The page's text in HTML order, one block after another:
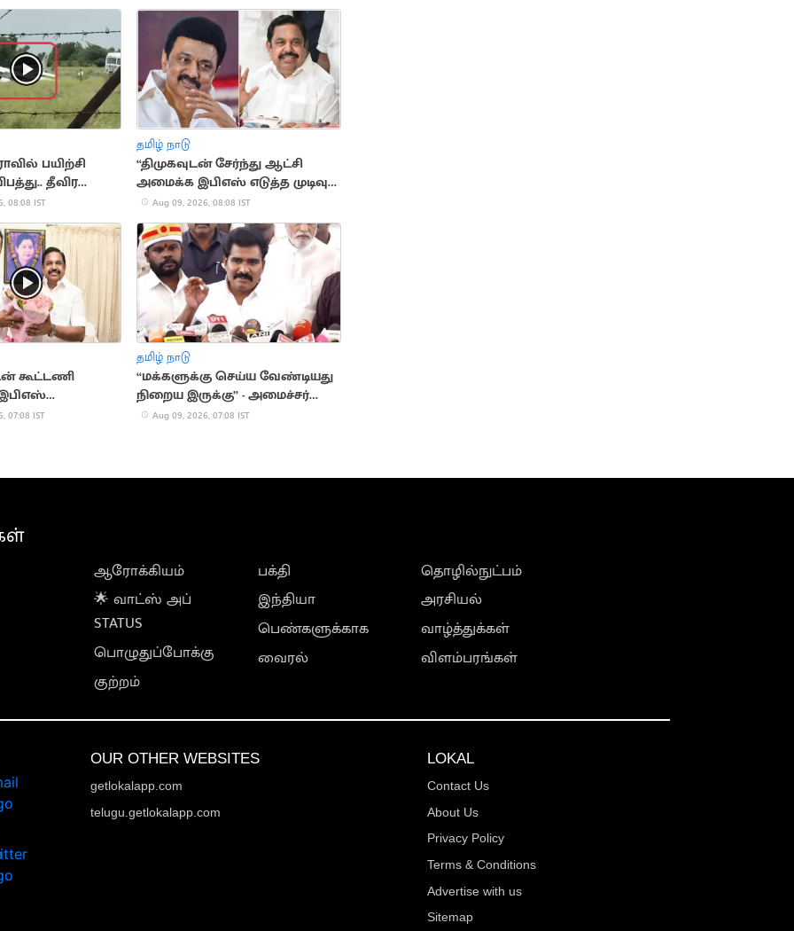
பயிற்சி
தீவிர
08:08 IST
தமிழ் நாடு
“திமுகவுடன் சேர்ந்து ஆட்சி
அமைக்க இபிஎஸ் எடுத்த முடிவு
தவறானது”.. எஸ்.பி.வேலுமணி
Aug 09, 2026, 08:08 IST
கூட்டணி
07:08 IST
தமிழ் நாடு
“மக்களுக்கு செய்ய வேண்டியது
நிறைய இருக்கு” - அமைச்சர்
நிர்மல் குமார்
Aug 09, 2026, 07:08 IST
ஆரோக்கியம்
🌟 வாட்ஸ் அப்
STATUS
பொழுதுப்போக்கு
குற்றம்
பக்தி
இந்தியா
பெண்களுக்காக
வைரல்
தொழில்நுட்பம்
அரசியல்
வாழ்த்துக்கள்
விளம்பரங்கள்
OUR OTHER WEBSITES
getlokalapp.com
telugu.getlokalapp.com
LOKAL
Contact Us
About Us
Privacy Policy
Terms & Conditions
Advertise with us
Sitemap